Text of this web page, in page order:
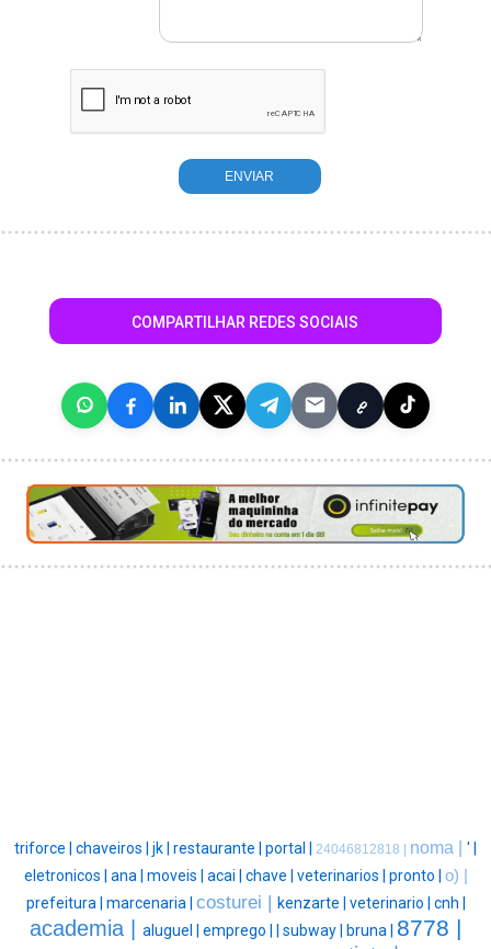
COMPARTILHAR REDES SOCIAIS
triforce | chaveiros | jk | restaurante | portal | 24046812818 | noma | ' |
eletronicos | ana | moveis | acai | chave | veterinarios | pronto | o) |
prefeitura | marcenaria | costurei | kenzarte | veterinario | cnh |
academia | aluguel | emprego | subway | bruna | 8778 |